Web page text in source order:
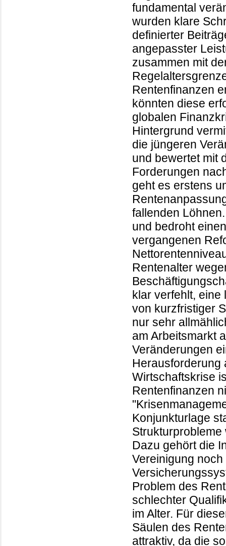
fundamental
wurden klare
definierter
angepasster
zusammen mit
Rentenfinanzen
könnten diese
globalen
Hintergrund
die jüngeren
und bewertet mit
Forderungen
geht es erstens
fallenden
und bedroht
vergangenen
Rentenalter
klar verfehlt, eine
von kurzfristiger
nur sehr
am Arbeitsmarkt
Veränderungen
Herausforderung
Wirtschaftskrise
Rentenfinanzen
Konjunkturlage
Dazu gehört die
Vereinigung
Problem des
schlechter
im Alter. Für
Säulen des
attraktiv, da die